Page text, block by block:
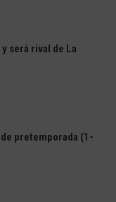
será rival de La
pretemporada (1-